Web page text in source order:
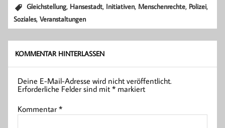
Gleichstellung, Hansestadt, Initiativen, Menschenrechte, Polizei,
Soziales,Veranstaltungen
KOMMENTAR HINTERLASSEN
Deine E-Mail-Adresse wird nicht veröffentlicht.
Erforderliche Felder sind mit* markiert
Kommentar*